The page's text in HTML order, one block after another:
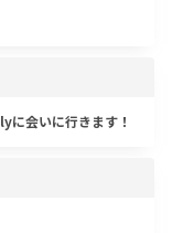
に会いに行きます！